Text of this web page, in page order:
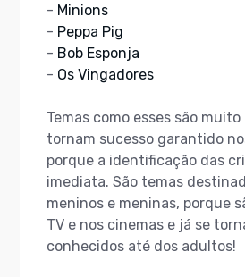
- Minions
- Peppa Pig
- Bob Esponja
- Os Vingadores
Temas como esses são
tornam sucesso garantido
porque a identificação das
imediata. São temas
meninos e meninas, porque
TV e nos cinemas e já se
conhecidos até dos adultos!